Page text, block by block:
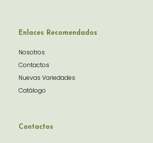
Enlaces Recomendados
Nosotros
Contactos
Nuevas Variedades
Catálogo
Contactos